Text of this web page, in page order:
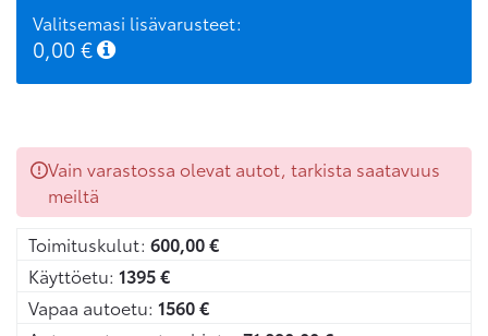
Valitsemasi lisävarusteet:
0,00 €
Vain varastossa olevat autot, tarkista saatavuus
meiltä
Toimituskulut: 600,00€
Käyttöetu: 1395€
Vapaa autoetu: 1560€